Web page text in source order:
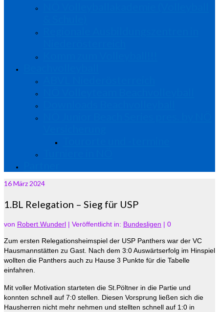
16März 2024
1.BL Relegation – Sieg für USP
von Robert Wunderl | Veröffentlicht in: Bundesligen | 0
Zum ersten Relegationsheimspiel der USP Panthers war der VC
Hausmannstätten zu Gast. Nach dem 3:0 Auswärtserfolg im Hinspiel
wollten die Panthers auch zu Hause 3 Punkte für die Tabelle
einfahren.
Mit voller Motivation starteten die St.Pöltner in die Partie und
konnten schnell auf 7:0 stellen. Diesen Vorsprung ließen sich die
Hausherren nicht mehr nehmen und stellten schnell auf 1:0 in